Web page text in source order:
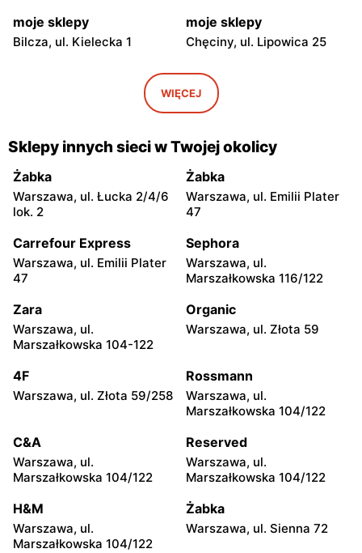
moje sklepy
Bilcza, ul. Kielecka 1
moje sklepy
Chęciny, ul. Lipowica 25
Iwaniska, ul. Ujazdowska 5
moje sklepy
Bogoria, ul. Rynek 30
Gorzyce, ul. Szkolna 44 Grębów, ul. Wydrza 180
moje sklepy
Jadachy, ul. Jadachy 111
moje sklepy
Jeżowe, ul. Zalesie 77
Kazimierza Wielka, ul.
Kolejowa 15
Kamień, ul. Błonie 23
Górki, ul. Górki 71
Gumniska, ul. Gumniska
157C
Iwierzyce, ul. Iwierzyce
152A
Tczew, ul. Franciszka Żwirki
61
Hyżne, ul. Hyżne 100 Jarosław, ul. Pełkińska 147
moje sklepy moje sklepy
WIĘCEJ
Sklepy innych sieci w Twojej okolicy
Żabka
Warszawa, ul. Łucka 2/4/6
lok. 2
Żabka
Warszawa, ul. Emilii Plater
47
Carrefour Express
Warszawa, ul. Emilii Plater
47
Sephora
Warszawa, ul.
Marszałkowska 116/122
Zara
Warszawa, ul.
Marszałkowska 104-122
Organic
Warszawa, ul. Złota 59
4F
Warszawa, ul. Złota 59/258
Rossmann
Warszawa, ul.
Marszałkowska 104/122
C&A
Warszawa, ul.
Marszałkowska 104/122
Reserved
Warszawa, ul.
Marszałkowska 104/122
H&M
Warszawa, ul.
Marszałkowska 104/122
Żabka
Warszawa, ul. Sienna 72